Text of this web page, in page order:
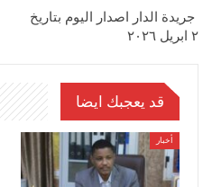
جريدة الدار اصدار اليوم بتاريخ
٢ ابريل ٢٠٢٦
قد يعجبك ايضا
أخبار